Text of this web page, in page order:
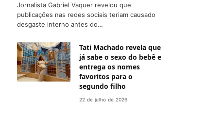
Jornalista Gabriel Vaquer revelou que
publicações nas redes sociais teriam causado
desgaste interno antes do…
Tati Machado revela que
já sabe o sexo do bebê e
entrega os nomes
favoritos para o
segundo filho
22 de julho de 2026